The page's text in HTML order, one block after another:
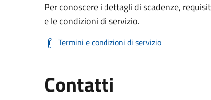
Per conoscere i dettagli di scadenze,
e le condizioni di servizio.
Termini e condizioni di servizio
Contatti